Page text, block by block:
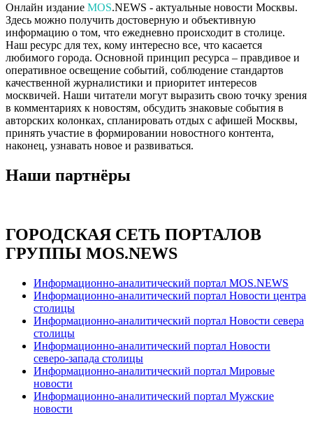
Онлайн издание MOS.NEWS - актуальные новости Москвы.
Здесь можно получить достоверную и объективную
информацию о том, что ежедневно происходит в столице.
Наш ресурс для тех, кому интересно все, что касается
любимого города. Основной принцип ресурса – правдивое и
оперативное освещение событий, соблюдение стандартов
качественной журналистики и приоритет интересов
москвичей. Наши читатели могут выразить свою точку зрения
в комментариях к новостям, обсудить знаковые события в
авторских колонках, спланировать отдых с афишей Москвы,
принять участие в формировании новостного контента,
наконец, узнавать новое и развиваться.
Наши партнёры
ГОРОДСКАЯ СЕТЬ ПОРТАЛОВ
ГРУППЫ MOS.NEWS
Информационно-аналитический портал MOS.NEWS
Информационно-аналитический портал Новости центра
столицы
Информационно-аналитический портал Новости севера
столицы
Информационно-аналитический портал Новости
северо-запада столицы
Информационно-аналитический портал Мировые
новости
Информационно-аналитический портал Мужские
новости